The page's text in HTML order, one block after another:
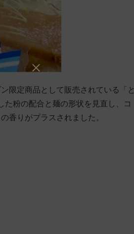
限定商品として販売されている「と
粉の配合と麺の形状を見直し、コ
香りがプラスされました。